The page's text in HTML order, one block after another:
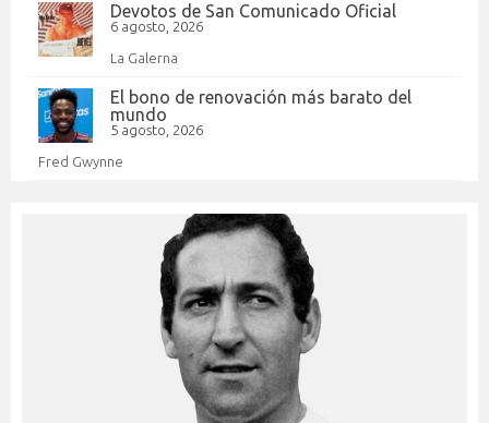
Devotos de San Comunicado Oficial
6 agosto, 2026
La Galerna
El bono de renovación más barato del
mundo
5 agosto, 2026
Fred Gwynne